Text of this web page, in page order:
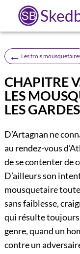
← Les trois
CHAPITRE
LES
LES
D’Artagnan ne
au rendez-vous
de se contenter de
D’ailleurs son
mousquetaire
sans faiblesse,
qui résulte toujours
genre, quand un
contre un